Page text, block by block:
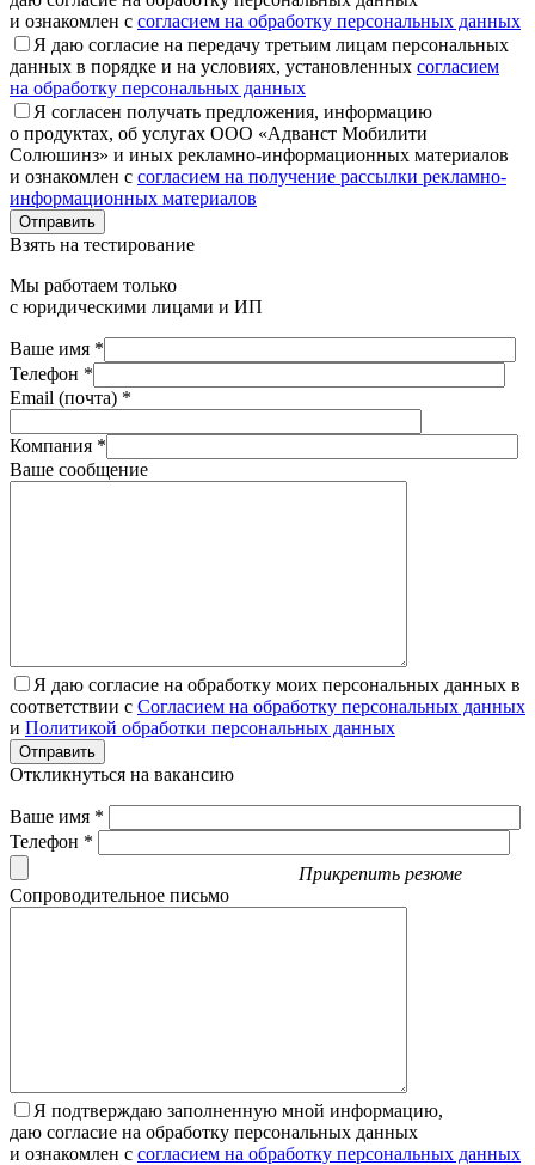
и ознакомлен с согласием на обработку персональных данных
Я даю согласие на передачу третьим лицам персональных
данных в порядке и на условиях, установленных согласием
на обработку персональных данных
Я согласен получать предложения, информацию
о продуктах, об услугах ООО «Адванст Мобилити
Солюшинз» и иных рекламно-информационных материалов
и ознакомлен с согласием на получение рассылки рекламно-
информационных материалов
Отправить
Взять на тестирование
Мы работаем только
с юридическими лицами и ИП
Ваше имя *
Телефон *
Email (почта) *
Компания *
Ваше сообщение
Я даю согласие на обработку моих персональных данных в
соответствии с Согласием на обработку персональных данных
и Политикой обработки персональных данных
Отправить
Откликнуться на вакансию
Ваше имя *
Телефон *
Прикрепить резюме
Сопроводительное письмо
Я подтверждаю заполненную мной информацию,
даю согласие на обработку персональных данных
и ознакомлен с согласием на обработку персональных данных